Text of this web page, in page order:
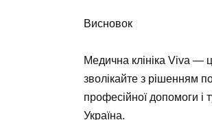
Висновок
Медична клініка Viva —
зволікайте з рішенням
професійної допомоги
Україна.